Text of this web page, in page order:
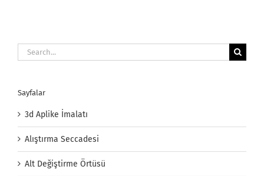
Search
for:
Sayfalar
3d Aplike İmalatı
Alıştırma Seccadesi
Alt Değiştirme Örtüsü